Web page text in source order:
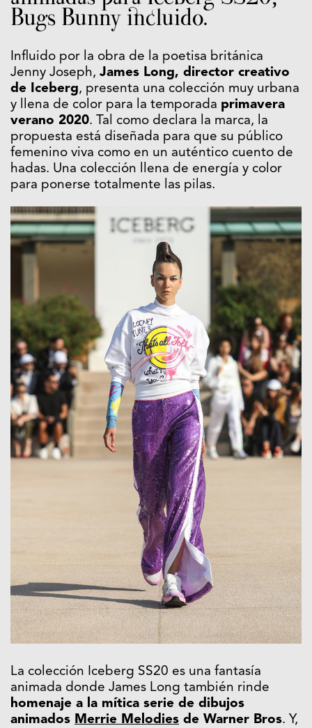
Bugs Bunny incluido.
Influido por la obra de la poetisa británica
Jenny Joseph, James Long, director creativo
de Iceberg, presenta una colección muy urbana
y llena de color para la temporada primavera
verano 2020. Tal como declara la marca, la
propuesta está diseñada para que su público
femenino viva como en un auténtico cuento de
hadas. Una colección llena de energía y color
para ponerse totalmente las pilas.
La colección Iceberg SS20 es una fantasía
animada donde James Long también rinde
homenaje a la mítica serie de dibujos
animados Merrie Melodies de Warner Bros. Y,